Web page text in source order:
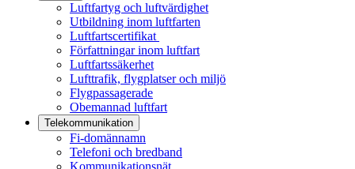
Luftfartyg och luftvärdighet
Utbildning inom luftfarten
Luftfartscertifikat
Författningar inom luftfart
Luftfartssäkerhet
Lufttrafik, flygplatser och miljö
Flygpassagerade
Obemannad luftfart
Telekommunikation
Fi-domännamn
Telefoni och bredband
Kommunikationsnät